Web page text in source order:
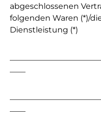
abgeschlossenen
folgenden Waren (*)/
Dienstleistung (*)